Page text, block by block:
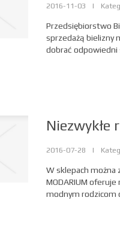
2016-11-03 |
Przedsiębiorstwo
sprzedażą bielizny
dobrać odpowiedni
Niezwykłe
2016-07-28 |
W sklepach można
MODARIUM
modnym rodzicom